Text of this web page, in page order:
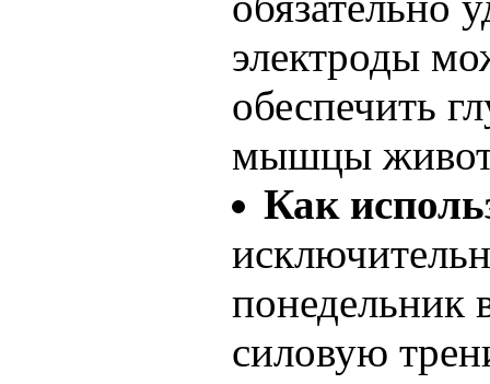
электроды
обеспечить
мышцы
Как
понедельник
силовую